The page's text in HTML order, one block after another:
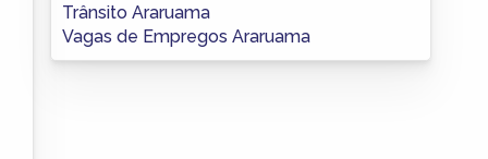
Trânsito Araruama
Vagas de Empregos Araruama